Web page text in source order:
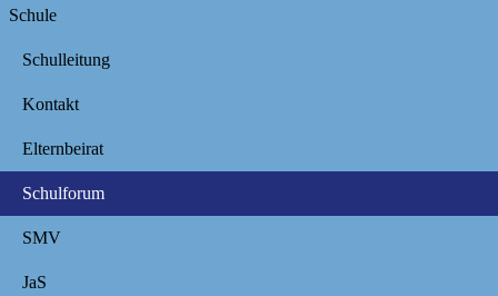
Schule
Schulleitung
Kontakt
Elternbeirat
Schulforum
SMV
JaS